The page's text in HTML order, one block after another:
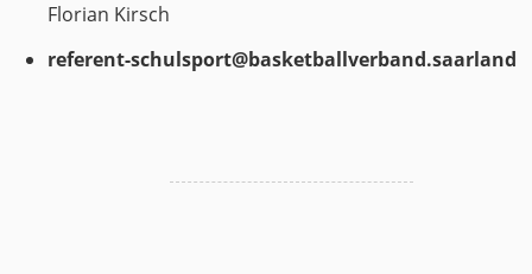
Florian Kirsch
referent-schulsport@basketballverband.saarland